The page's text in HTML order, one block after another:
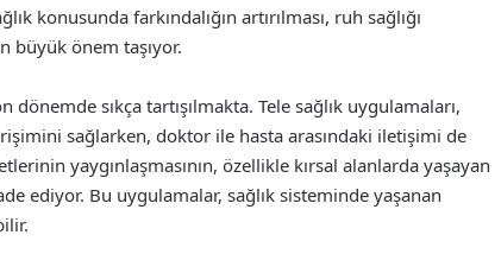
konusunda farkındalığın artırılması, ruh sağlığı
büyük önem taşıyor.
sıkça tartışılmakta. Tele sağlık uygulamaları,
sağlarken, doktor ile hasta arasındaki iletişimi de
yaygınlaşmasının, özellikle kırsal alanlarda yaşayan
ediyor. Bu uygulamalar, sağlık sisteminde yaşanan